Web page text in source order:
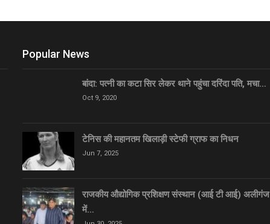
Popular News
बांदा: पत्नी का कटा सिर लेकर थाने पहुंचा दरिंदा पति, मचा…
Oct 9, 2020
टेनिस की महानतम खिलाड़ी स्टेफी ग्राफ का निधन
Jun 7, 2025
राजकीय औद्योगिक प्रशिक्षण संस्थान (आई टी आई) अलीगंज
में…